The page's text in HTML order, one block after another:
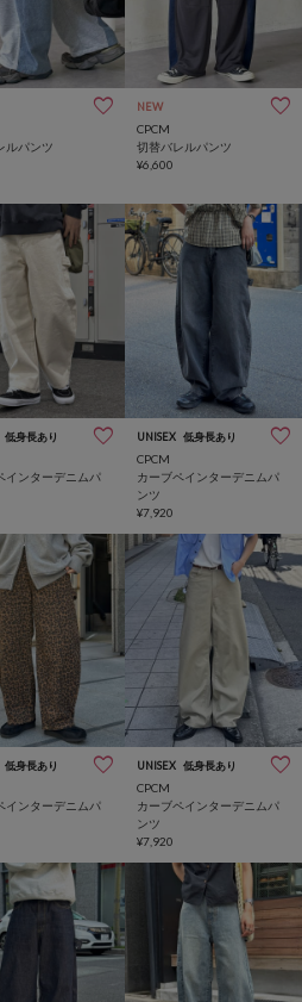
ルパンツ
NEW
CPCM
切替バレルパンツ
¥6,600
低身長あり
インターデニムパ
UNISEX 低身長あり
CPCM
カーブペインターデニムパ
ンツ
¥7,920
低身長あり
インターデニムパ
UNISEX 低身長あり
CPCM
カーブペインターデニムパ
ンツ
¥7,920